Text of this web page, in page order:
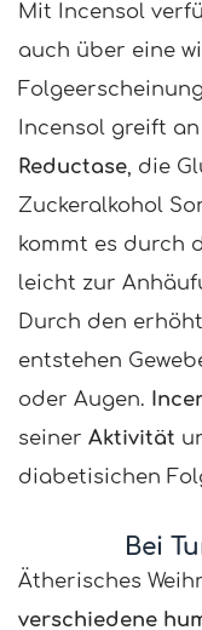
Mit Incensol
auch über eine
Incensol greift
Reductase, die
Zuckeralkohol
kommt es durch
leicht zur
Durch den
entstehen
oder Augen.
seiner Aktivität
diabetisichen
Bei
Ätherisches
verschiedene